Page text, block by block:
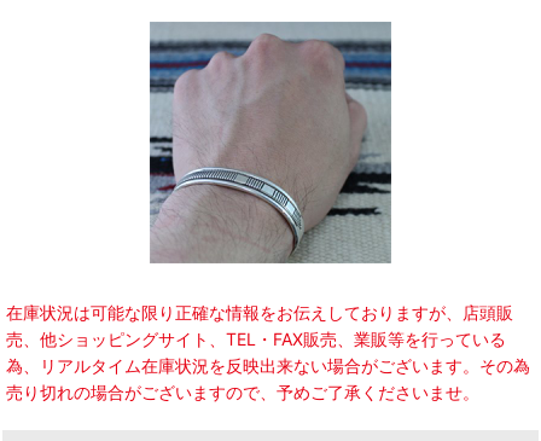
在庫状況は可能な限り正確な情報をお伝えしておりますが、店頭販
売、他ショッピングサイト、TEL・FAX販売、業販等を行っている
為、リアルタイム在庫状況を反映出来ない場合がございます。その為
売り切れの場合がございますので、予めご了承くださいませ。